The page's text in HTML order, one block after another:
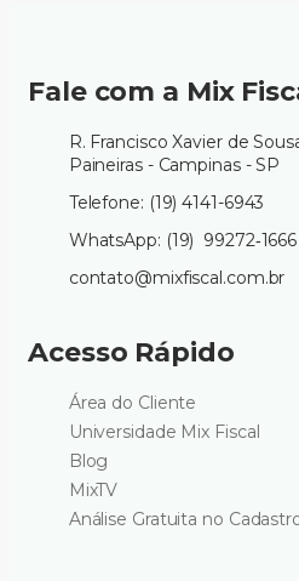
Fale com a Mix
R. Francisco Xavier de
Paineiras - Campinas - SP
Telefone: (19) 4141-6943
WhatsApp: (19) 99272‑1666‬
contato@mixfiscal.com.br
Acesso Rápido
Área do Cliente
Universidade Mix Fiscal
Blog
MixTV
Análise Gratuita no